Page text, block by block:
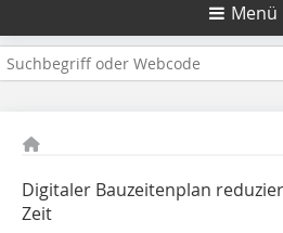
Menü
Digitaler Bauzeitenplan
Zeit